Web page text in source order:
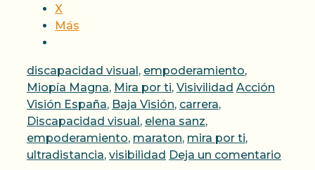
X
Más
Categorías
discapacidad visual , empoderamiento,
Miopía Magna, Mira por ti, Visivilidad Etiquetas
Acción
Visión España, Baja Visión, carrera,
Discapacidad visual , elena sanz,
empoderamiento, maraton, mira por ti,
ultradistancia, visibilidad Deja un comentario